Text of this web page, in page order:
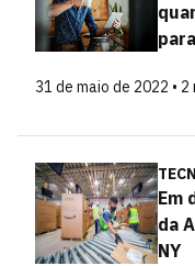
31 de maio de 2022 •
Em
da
NY